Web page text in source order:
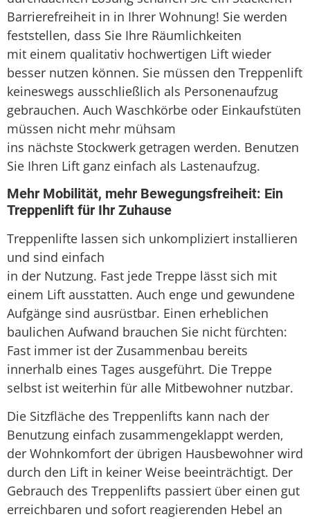
Barrierefreiheit in in Ihrer Wohnung! Sie werden
feststellen, dass Sie Ihre Räumlichkeiten
mit einem qualitativ hochwertigen Lift wieder
besser nutzen können. Sie müssen den Treppenlift
keineswegs ausschließlich als Personenaufzug
gebrauchen. Auch Waschkörbe oder Einkaufstüten
müssen nicht mehr mühsam
ins nächste Stockwerk getragen werden. Benutzen
Sie Ihren Lift ganz einfach als Lastenaufzug.
Mehr Mobilität, mehr Bewegungsfreiheit: Ein
Treppenlift für Ihr Zuhause
Treppenlifte lassen sich unkompliziert installieren
und sind einfach
in der Nutzung. Fast jede Treppe lässt sich mit
einem Lift ausstatten. Auch enge und gewundene
Aufgänge sind ausrüstbar. Einen erheblichen
baulichen Aufwand brauchen Sie nicht fürchten:
Fast immer ist der Zusammenbau bereits
innerhalb eines Tages ausgeführt. Die Treppe
selbst ist weiterhin für alle Mitbewohner nutzbar.
Die Sitzfläche des Treppenlifts kann nach der
Benutzung einfach zusammengeklappt werden,
der Wohnkomfort der übrigen Hausbewohner wird
durch den Lift in keiner Weise beeinträchtigt. Der
Gebrauch des Treppenlifts passiert über einen gut
erreichbaren und sofort reagierenden Hebel an